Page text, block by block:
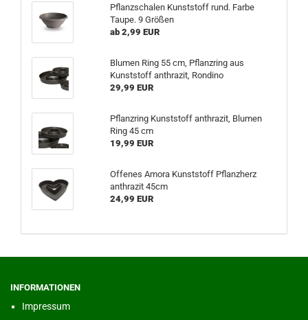
Pflanzschalen Kunststoff rund. Farbe
Taupe. 9 Größen
ab 2,99 EUR
Blumen Ring 55 cm, Pflanzring aus
Kunststoff anthrazit, Rondino
29,99 EUR
Pflanzring Kunststoff anthrazit, Blumen
Ring 45 cm
19,99 EUR
Offenes Amora Kunststoff Pflanzherz
anthrazit 45cm
24,99 EUR
INFORMATIONEN
Impressum